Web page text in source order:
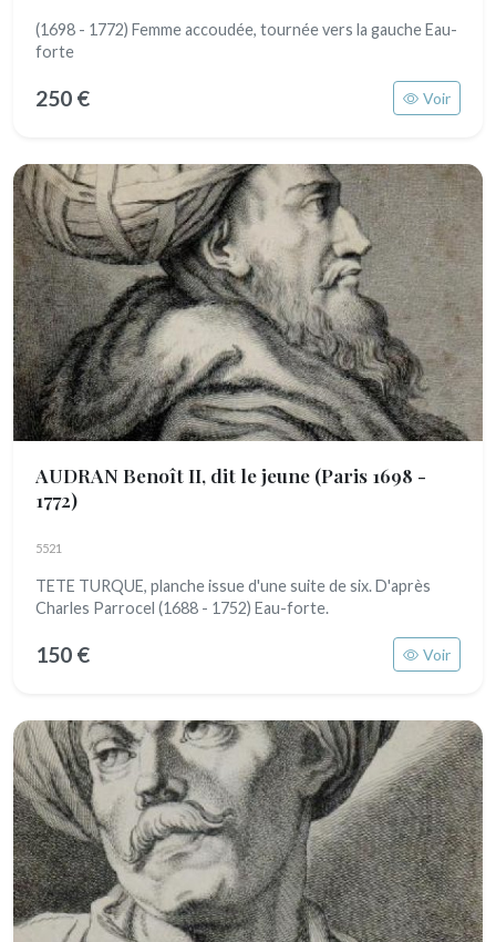
(1698 - 1772) Femme accoudée, tournée vers la gauche Eau-
forte
250 € Voir
AUDRAN Benoît II, dit le jeune (Paris 1698 -
1772)
5521
TETE TURQUE, planche issue d'une suite de six. D'après
Charles Parrocel (1688 - 1752) Eau-forte.
150 € Voir